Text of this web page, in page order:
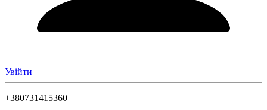
Увійти
+380731415360